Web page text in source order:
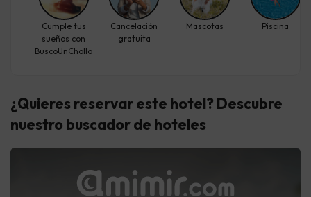
Cumple tus
sueños con
BuscoUnChollo
Cancelación
gratuita
Mascotas Piscina
¿Quieres reservar este hotel? Descubre
nuestro buscador de hoteles